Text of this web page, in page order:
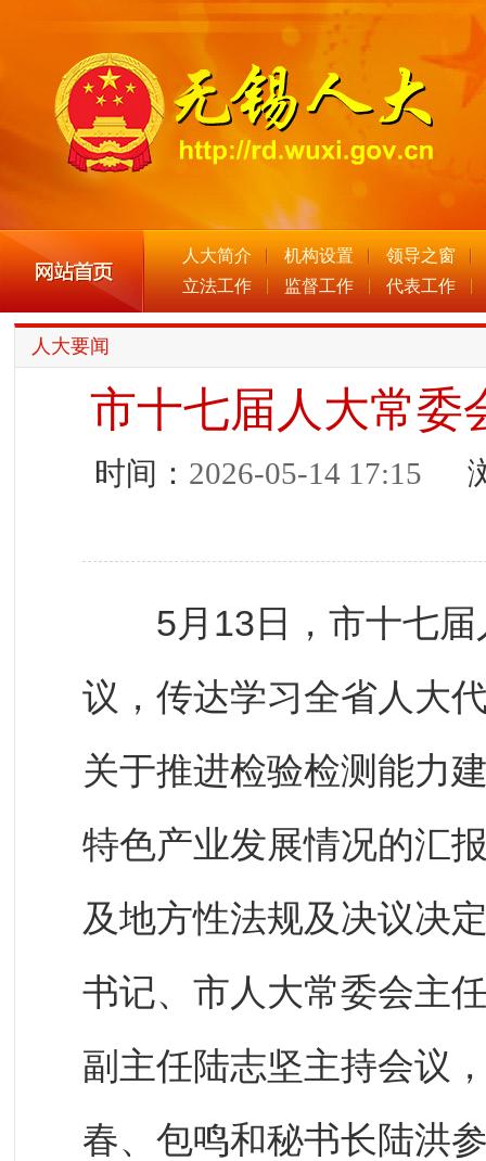
人大简介 机构设置
领导之窗
立法工作
监督工作 代表工作
人大要闻
市十七届人大常委
时间： 2026-05-14 17:15 浏
5月13日，市十七届
议，传达学习全省人大
关于推进检验检测能力
特色产业发展情况的汇
及地方性法规及决议决
书记、市人大常委会主
副主任陆志坚主持会议
春、包鸣和秘书长陆洪